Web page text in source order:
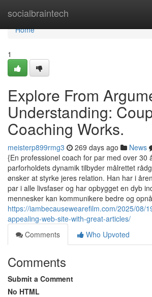
socialbraintech
Home
Home
1
Explore From
Understanding:
Coaching Works.
meisterp899rmg3 269 days ago News
{En professionel coach for par med over 30
parforholdets dynamik tilbyder målrettet
ønsker at styrke jeres relation. Han har i
par i alle livsfaser og har opbygget en dyb
mennesker kan kommunikere bedre og
https://iambecausewearefilm.com/2025/08/
appealing-web-site-with-great-articles/
Comments
Who Upvoted
Comments
Submit a Comment
No HTML